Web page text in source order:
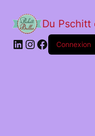
Du Pschitt
Connexion